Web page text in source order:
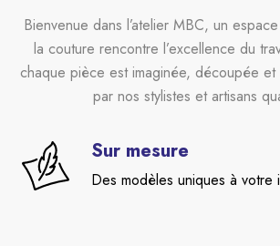
Bienvenue dans l’atelier MBC, un
la couture rencontre l’excellence du
chaque pièce est imaginée, découpée
par nos stylistes et artisans
Sur mesure
Des modèles uniques à votre